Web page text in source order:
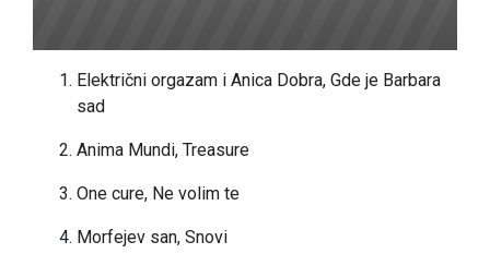
Električni orgazam i Anica Dobra, Gde je Barbara
sad
Anima Mundi, Treasure
One cure, Ne volim te
Morfejev san, Snovi